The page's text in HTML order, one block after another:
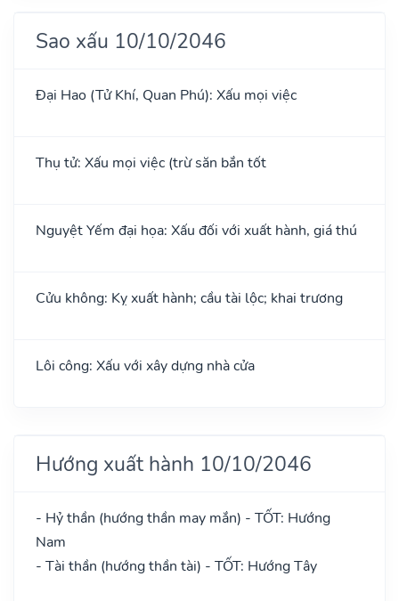
Sao xấu 10/10/2046
Đại Hao (Tử Khí, Quan Phú): Xấu mọi việc
Thụ tử: Xấu mọi việc (trừ săn bắn tốt
Nguyệt Yếm đại họa: Xấu đối với xuất hành, giá thú
Cửu không: Kỵ xuất hành; cầu tài lộc; khai trương
Lôi công: Xấu với xây dựng nhà cửa
Hướng xuất hành 10/10/2046
- Hỷ thần (hướng thần may mắn) - TỐT: Hướng
Nam
- Tài thần (hướng thần tài) - TỐT: Hướng Tây